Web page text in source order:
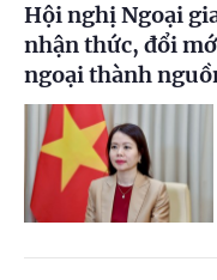
Hội nghị Ngoại
nhận thức, đổi
ngoại thành